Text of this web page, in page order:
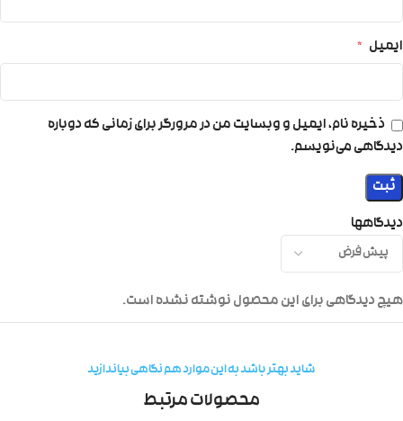
دیدگاهها
هیچ دیدگاهی برای این محصول نوشته نشده است.
ایمیل *
ذخیره نام، ایمیل و وبسایت من در مرورگر برای زمانی که دوباره
دیدگاهی می‌نویسم.
شاید بهتر باشد به این موارد هم نگاهی بیاندازید
محصولات مرتبط